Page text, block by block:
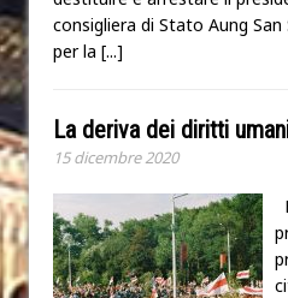
consigliera di Stato Aung
per la [...]
La deriva dei diritti
15 dicembre 2020